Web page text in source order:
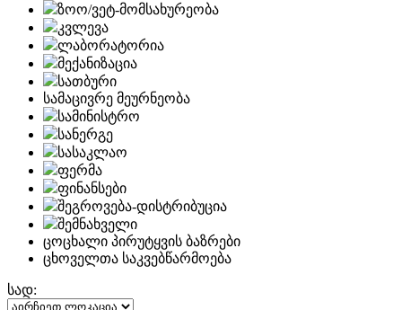
ზოო/ვეტ-მომსახურეობა
კვლევა
ლაბორატორია
მექანიზაცია
სათბური
სამაცივრე მეურნეობა
სამინისტრო
სანერგე
სასაკლაო
ფერმა
ფინანსები
შეგროვება-დისტრიბუცია
შემნახველი
ცოცხალი პირუტყვის ბაზრები
ცხოველთა საკვებწარმოება
სად: